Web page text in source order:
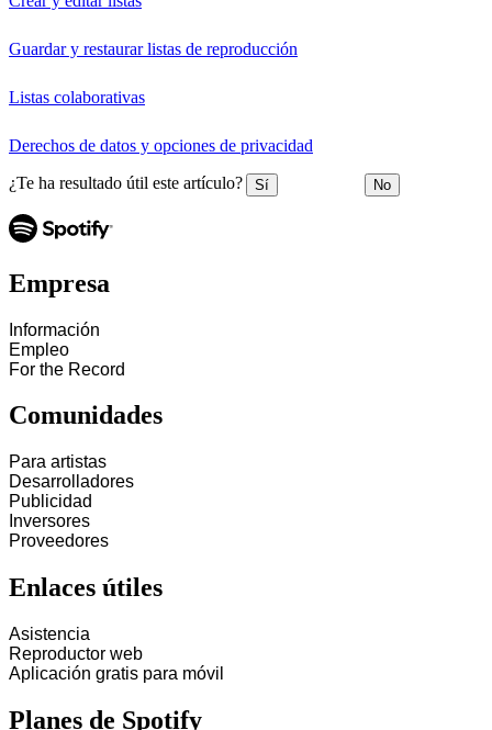
Guardar y restaurar listas de reproducción
Listas colaborativas
Derechos de datos y opciones de privacidad
¿Te ha resultado útil este artículo? Sí No
Empresa
Información
Empleo
For the Record
Comunidades
Para artistas
Desarrolladores
Publicidad
Inversores
Proveedores
Enlaces útiles
Asistencia
Reproductor web
Aplicación gratis para móvil
Planes de Spotify